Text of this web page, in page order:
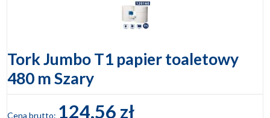
Tork Jumbo T1 papier toaletowy
480 m Szary
Cena brutto: 124,56 zł